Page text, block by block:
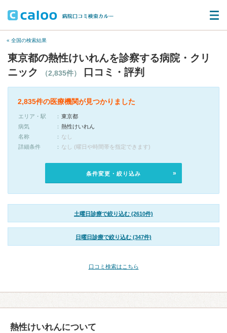
« 全国の検索結果
東京都の熱性けいれんを診察する病院・クリ
ニック
（2,835件） 口コミ・評判
2,835件の医療機関が見つかりました
エリア・駅
東京都
病気
熱性けいれん
名称
なし
詳細条件
なし (曜日や時間帯を指定できます)
条件変更・絞り込み
土曜日診療で絞り込む (2610件)
日曜日診療で絞り込む (347件)
口コミ検索はこちら
熱性けいれんについて